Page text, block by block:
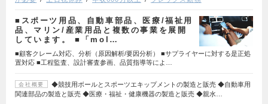
■スポーツ用品、自動車部品、医療/福祉用
品、マリン/産業用品と複数の事業を展開
しています。 ■「mol…
■顧客クレーム対応、分析（原因解析/要因分析） ■サプライヤーに対する是正処
置対応 ■工程監査、設計審査参画、品質指導等によ…
会社概要
◆競技用ボールとスポーツエキップメントの製造と販売 ◆自動車用
関連部品の製造と販売 ◆医療・福祉・健康機器の製造と販売 ◆親水…